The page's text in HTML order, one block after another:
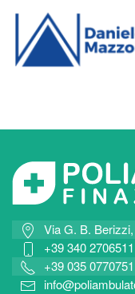
Via G. B.
+39 340 2706511
+39 035 0770751